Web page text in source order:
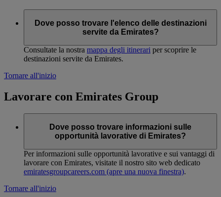
Dove posso trovare l'elenco delle destinazioni
servite da Emirates?
Consultate la nostra mappa degli itinerari per scoprire le
destinazioni servite da Emirates.
Tornare all'inizio
Lavorare con Emirates Group
Dove posso trovare informazioni sulle
opportunità lavorative di Emirates?
Per informazioni sulle opportunità lavorative e sui vantaggi di
lavorare con Emirates, visitate il nostro sito web dedicato
emiratesgroupcareers.com (apre una nuova finestra).
Tornare all'inizio